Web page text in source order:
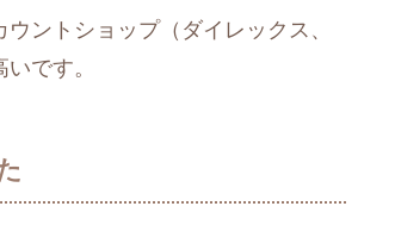
ントショップ（ダイレックス、
です。